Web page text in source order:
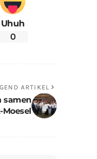
Uhuh
0
ARTIKEL
samen